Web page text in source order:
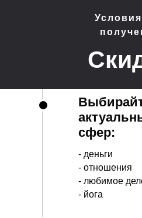
сфер:
- деньги
- отношения
- любимое
- йога